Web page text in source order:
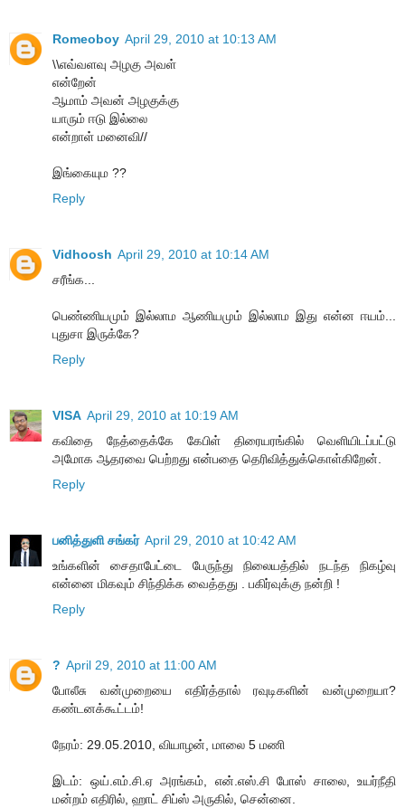
Romeoboy April 29, 2010 at 10:13 AM
\\எவ்வளவு அழகு அவள்
என்றேன்
ஆமாம் அவன் அழகுக்கு
யாரும் ஈடு இல்லை
என்றாள் மனைவி//
இங்கையும ??
Reply
Vidhoosh April 29, 2010 at 10:14 AM
சரீங்க...
பெண்ணியமும் இல்லாம ஆணியமும் இல்லாம இது என்ன ஈயம்...
புதுசா இருக்கே?
Reply
VISA April 29, 2010 at 10:19 AM
கவிதை நேத்தைக்கே கேபிள் திரையரங்கில் வெளியிடப்பட்டு
அமோக ஆதரவை பெற்றது என்பதை தெரிவித்துக்கொள்கிறேன்.
Reply
பனித்துளி சங்கர் April 29, 2010 at 10:42 AM
உங்களின் சைதாபேட்டை பேருந்து நிலையத்தில் நடந்த நிகழ்வு
என்னை மிகவும் சிந்திக்க வைத்தது . பகிர்வுக்கு நன்றி !
Reply
? April 29, 2010 at 11:00 AM
போலீசு வன்முறையை எதிர்த்தால் ரவுடிகளின் வன்முறையா?
கண்டனக்கூட்டம்!
நேரம்: 29.05.2010, வியாழன், மாலை 5 மணி
இடம்: ஒய்.எம்.சி.ஏ அரங்கம், என்.எஸ்.சி போஸ் சாலை, உயர்நீதி
மன்றம் எதிரில், ஹாட் சிப்ஸ் அருகில், சென்னை.